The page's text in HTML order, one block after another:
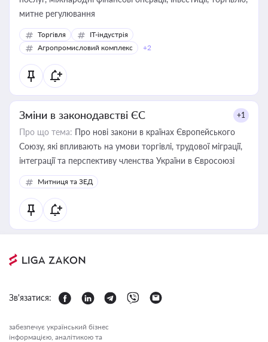
митне регулювання
Торгівля
IT-індустрія
Агропромисловий комплекс
+2
Зміни в законодавстві ЄС +1
Про що тема: Про нові закони в країнах Європейського
Союзу, які впливають на умови торгівлі, трудової міграції,
інтеграції та перспективу членства України в Євросоюзі
Митниця та ЗЕД
Зв'язатися:
забезпечує український бізнес
інформацією, аналітикою та